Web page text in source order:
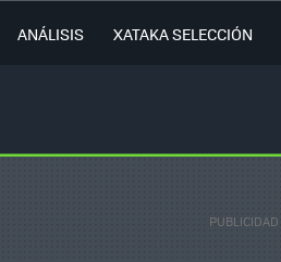
ANÁLISIS XATAKA SELECCIÓN